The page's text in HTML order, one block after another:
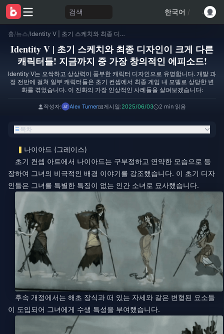
검색 한국어 /
홈/뉴스/ Identity V | 초기 스케치와 최종 디자인이 크게 다른 캐릭터들! 지금까지 중 가장 창의적인 에피소드!
Identity V | 초기 스케치와 최종 디자인이 크게 다른
캐릭터들! 지금까지 중 가장 창의적인 에피소드!
Identity V는 오싹하고 상상력이 풍부한 캐릭터 디자인으로 유명합니다. 개발 과
정 전반에 걸쳐 일부 캐릭터들은 초기 컨셉에서 최종 게임 내 모델로 상당한 변
화를 겪었습니다. 이 진화의 가장 인상적인 사례들을 살펴보겠습니다:
작성자: Alex Turner 게시일:2025/06/03 2 min 읽음
목차
나이아드 (그레이스)
초기 컨셉 아트에서 나이아드는 구부정하고 연약한 모습으로 등
장하여 그녀의 비극적인 배경 이야기를 강조했습니다. 이 초기 디자
인들은 그녀를 특별한 특징이 없는 인간 소녀로 묘사했습니다.
후속 개정에서는 해초 장식과 떠 있는 자세와 같은 변형된 요소들
이 도입되어 그녀에게 수생 특성을 부여했습니다.